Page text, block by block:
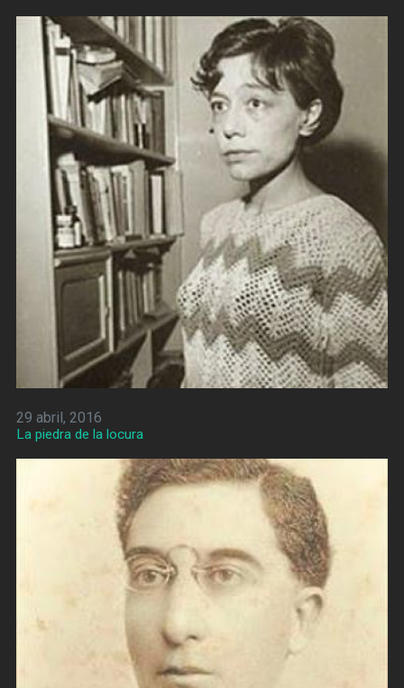
29 abril, 2016
La piedra de la locura